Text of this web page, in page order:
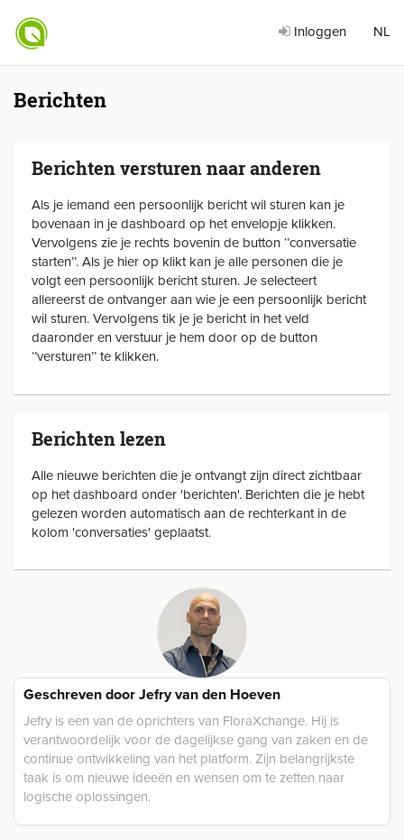
Inloggen NL
Berichten
Berichten versturen naar anderen
Als je iemand een persoonlijk bericht wil sturen kan je
bovenaan in je dashboard op het envelopje klikken.
Vervolgens zie je rechts bovenin de button ‘’conversatie
starten’’. Als je hier op klikt kan je alle personen die je
volgt een persoonlijk bericht sturen. Je selecteert
allereerst de ontvanger aan wie je een persoonlijk bericht
wil sturen. Vervolgens tik je je bericht in het veld
daaronder en verstuur je hem door op de button
‘’versturen’’ te klikken.
Berichten lezen
Alle nieuwe berichten die je ontvangt zijn direct zichtbaar
op het dashboard onder 'berichten'. Berichten die je hebt
gelezen worden automatisch aan de rechterkant in de
kolom 'conversaties' geplaatst.
Geschreven door Jefry van den Hoeven
Jefry is een van de oprichters van FloraXchange. Hij is
verantwoordelijk voor de dagelijkse gang van zaken en de
continue ontwikkeling van het platform. Zijn belangrijkste
taak is om nieuwe ideeën en wensen om te zetten naar
logische oplossingen.